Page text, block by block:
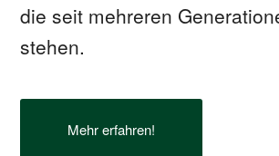
die seit mehreren
stehen.
Mehr erfahren!